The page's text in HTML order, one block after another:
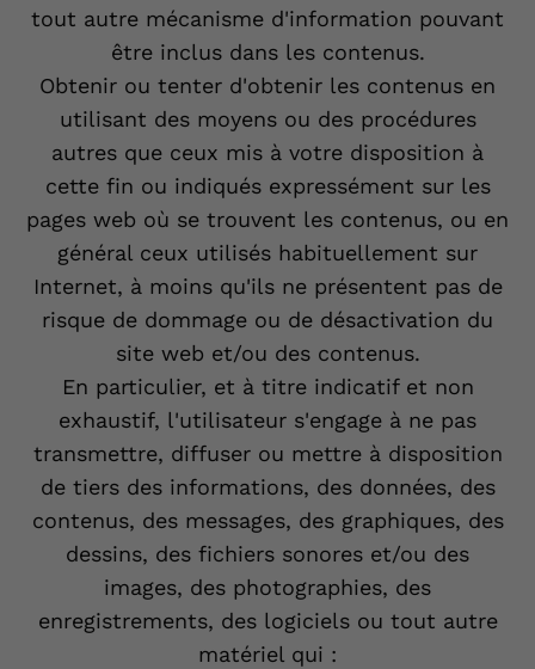
tout autre mécanisme d'information pouvant
être inclus dans les contenus.
Obtenir ou tenter d'obtenir les contenus en
utilisant des moyens ou des procédures
autres que ceux mis à votre disposition à
cette fin ou indiqués expressément sur les
pages web où se trouvent les contenus, ou en
général ceux utilisés habituellement sur
Internet, à moins qu'ils ne présentent pas de
risque de dommage ou de désactivation du
site web et/ou des contenus.
En particulier, et à titre indicatif et non
exhaustif, l'utilisateur s'engage à ne pas
transmettre, diffuser ou mettre à disposition
de tiers des informations, des données, des
contenus, des messages, des graphiques, des
dessins, des fichiers sonores et/ou des
images, des photographies, des
enregistrements, des logiciels ou tout autre
matériel qui :